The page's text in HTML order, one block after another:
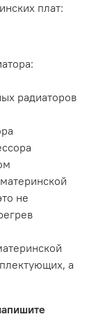
плат:
радиаторов
не
а